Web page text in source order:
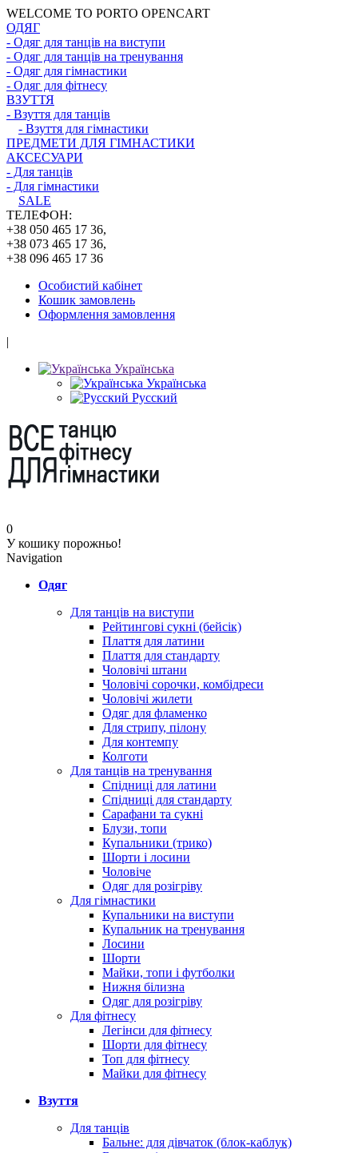
WELCOME TO PORTO OPENCART
ОДЯГ
- Одяг для танців на виступи
- Одяг для танців на тренування
- Одяг для гімнастики
- Одяг для фітнесу
ВЗУТТЯ
- Взуття для танців
- Взуття для гімнастики
ПРЕДМЕТИ ДЛЯ ГІМНАСТИКИ
АКСЕСУАРИ
- Для танців
- Для гімнастики
SALE
ТЕЛЕФОН:
+38 050 465 17 36,
+38 073 465 17 36,
+38 096 465 17 36
Особистий кабінет
Кошик замовлень
Оформлення замовлення
|
Українська
Українська
Русский
0
У кошику порожньо!
Navigation
Одяг
Для танців на виступи
Рейтингові сукні (бейсік)
Плаття для латини
Плаття для стандарту
Чоловічі штани
Чоловічі сорочки, комбідреси
Чоловічі жилети
Одяг для фламенко
Для стрипу, пілону
Для контемпу
Колготи
Для танців на тренування
Спідниці для латини
Спідниці для стандарту
Сарафани та сукні
Блузи, топи
Купальники (трико)
Шорти і лосини
Чоловіче
Одяг для розігріву
Для гімнастики
Купальники на виступи
Купальник на тренування
Лосини
Шорти
Майки, топи і футболки
Нижня білизна
Одяг для розігріву
Для фітнесу
Легінси для фітнесу
Шорти для фітнесу
Топ для фітнесу
Майки для фітнесу
Взуття
Для танців
Бальне: для дівчаток (блок-каблук)